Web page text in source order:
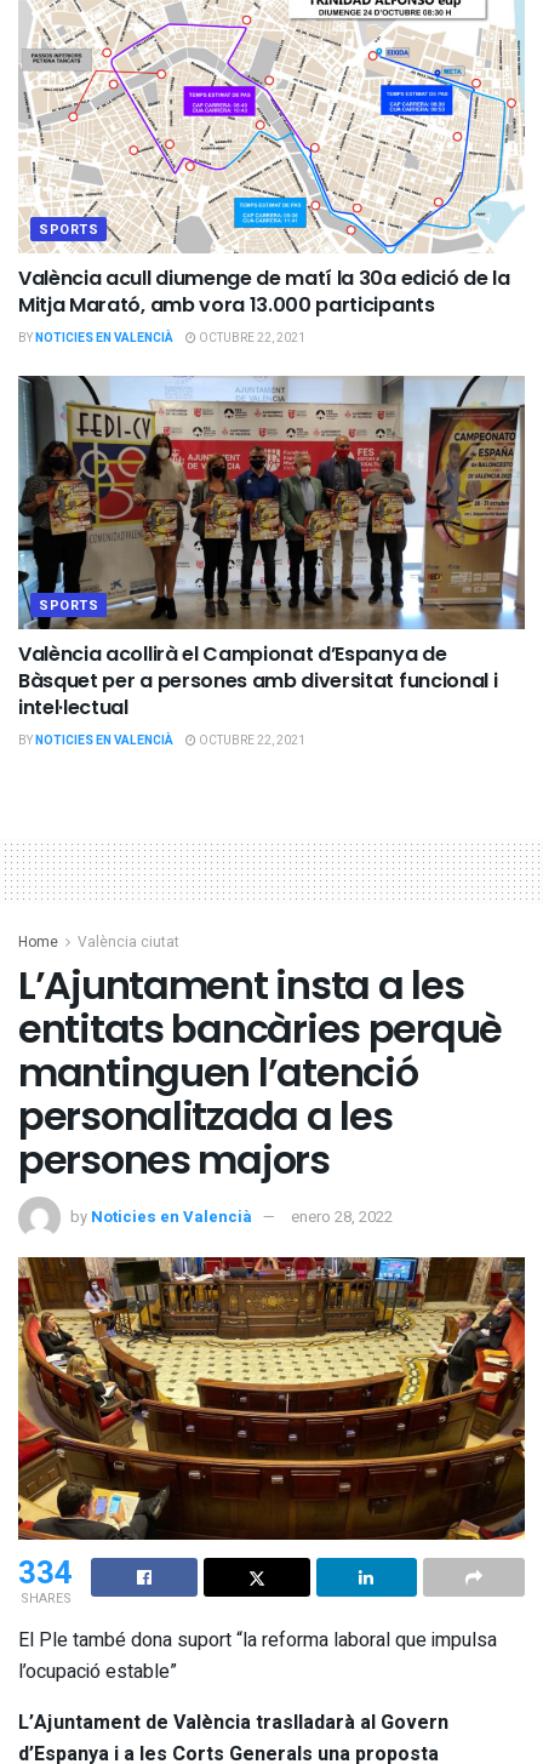
SPORTS
València acull diumenge de matí la 30a edició de la
Mitja Marató, amb vora 13.000 participants
BYNOTICIES EN VALENCIÀ OCTUBRE 22, 2021
SPORTS
València acollirà el Campionat d’Espanya de
Bàsquet per a persones amb diversitat funcional i
intel·lectual
BYNOTICIES EN VALENCIÀ OCTUBRE 22, 2021
Home València ciutat
L’Ajuntament insta a les
entitats bancàries perquè
mantinguen l’atenció
personalitzada a les
persones majors
by Noticies en Valencià enero 28, 2022
334
SHARES
El Ple també dona suport “la reforma laboral que impulsa
l’ocupació estable”
L’Ajuntament de València traslladarà al Govern
d’Espanya i a les Corts Generals una proposta